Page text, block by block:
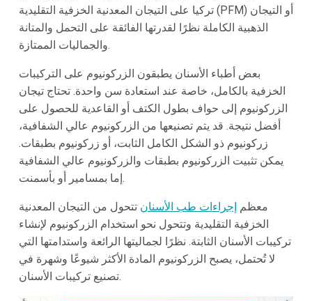
تركيا على التيجان المعدنية الخزفية التقليدية (PFM) أو التيجان
الذهبية الكاملة نظرًا لقدرتها الفائقة على التحمل والمتانة
والجماليات الممتازة.
بعض أطباء الأسنان يطبقون الزركونيوم على التركيبات
الخزفية بالكامل، خاصة عند استعادة سن واحدة. تحتاج تيجان
الزركونيوم إلى حواف بطول الكتف أو القاعدية للحصول على
أفضل نتيجة. قد يتم تصنيعها من الزركونيوم عالي الشفافية،
زركونيوم ذو الشكل الكامل الثابت، أو زركونيوم بطبقات.
يمكن تثبيت الزركونيوم بطبقات والزركونيوم عالي الشفافية
إما بمسامير أو بأسمنت.
معظم إجراءات طب الأسنان تتحول من التيجان المعدنية
الخزفية التقليدية وتتحول نحو استخدام الزركونيوم لإنشاء
تركيبات الأسنان الثابتة. نظرًا لجماليتها الرائعة واستدامتها التي
لا تُحتمل، يصبح الزركونيوم المادة الأكثر شيوعًا وشهرة في
تصنيع تركيبات الأسنان.